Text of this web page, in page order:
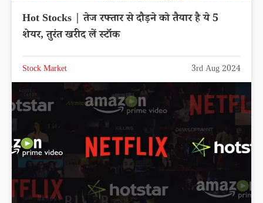
Hot Stocks | तेज रफ्तार से दौड़ने को तैयार है ये 5
शेयर, तुरंत खरीद लें स्टॉक
Stock Market 3rd Aug 2024